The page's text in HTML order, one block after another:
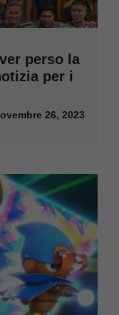
perso la
per i
26, 2023